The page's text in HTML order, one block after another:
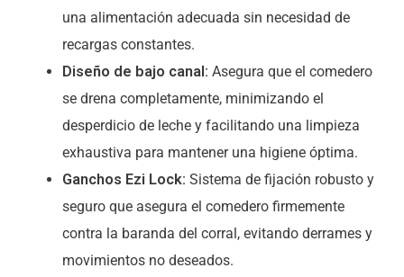
una alimentación adecuada sin necesidad de
recargas constantes.
Diseño de bajo canal: Asegura que el comedero
se drena completamente, minimizando el
desperdicio de leche y facilitando una limpieza
exhaustiva para mantener una higiene óptima.
Ganchos Ezi Lock: Sistema de fijación robusto y
seguro que asegura el comedero firmemente
contra la baranda del corral, evitando derrames y
movimientos no deseados.